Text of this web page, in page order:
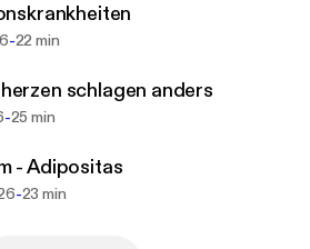
Zuhörer von unnötigen
ich dem Laien, wie man rasch
kann.
zu aktivieren aber
uns seinen Angehörigen
-22 min
schlagen anders
-25 min
- Adipositas
-23 min